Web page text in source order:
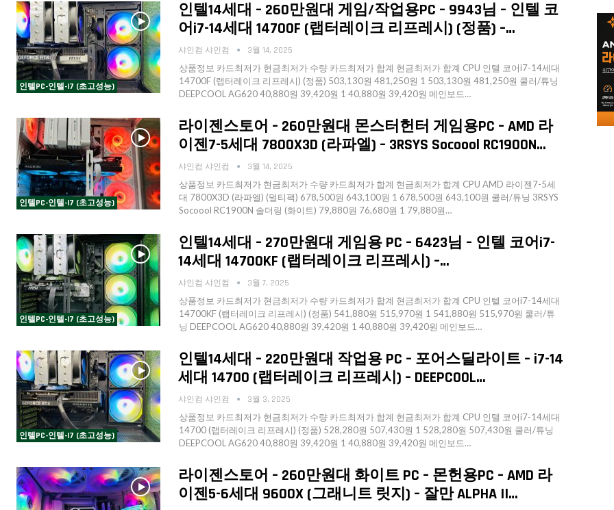
인텔PC-인텔-I7 (초고성능)
인텔14세대 – 260만원대 게임/작업용PC – 9943님 – 인텔 코
어i7-14세대 14700F (랩터레이크 리프레시) (정품) –…
샤인컴 샤인컴 3월 14, 2025
상품정보 카드최저가 현금최저가 수량 카드최저가 합계 현금최저가 합계 CPU 인텔 코어i7-14세대
14700F (랩터레이크 리프레시) (정품) 503,130원 481,250원 1 503,130원 481,250원 쿨러/튜닝
DEEPCOOL AG620 40,880원 39,420원 1 40,880원 39,420원 메인보드…
인텔PC-인텔-I7 (초고성능)
라이젠스토어 – 260만원대 몬스터헌터 게임용PC – AMD 라
이젠7-5세대 7800X3D (라파엘) – 3RSYS Socoool RC1900N…
샤인컴 샤인컴 3월 14, 2025
상품정보 카드최저가 현금최저가 수량 카드최저가 합계 현금최저가 합계 CPU AMD 라이젠7-5세
대 7800X3D (라파엘) (멀티팩) 678,500원 643,100원 1 678,500원 643,100원 쿨러/튜닝 3RSYS
Socoool RC1900N 솔더링 (화이트) 79,880원 76,680원 1 79,880원…
인텔PC-인텔-I7 (초고성능)
인텔14세대 – 270만원대 게임용 PC – 6423님 – 인텔 코어i7-
14세대 14700KF (랩터레이크 리프레시) –…
샤인컴 샤인컴 3월 7, 2025
상품정보 카드최저가 현금최저가 수량 카드최저가 합계 현금최저가 합계 CPU 인텔 코어i7-14세대
14700KF (랩터레이크 리프레시) (정품) 541,880원 515,970원 1 541,880원 515,970원 쿨러/튜
닝 DEEPCOOL AG620 40,880원 39,420원 1 40,880원 39,420원 메인보드…
인텔PC-인텔-I7 (초고성능)
인텔14세대 – 220만원대 작업용 PC – 포어스딜라이트 – i7-14
세대 14700 (랩터레이크 리프레시) – DEEPCOOL…
샤인컴 샤인컴 3월 3, 2025
상품정보 카드최저가 현금최저가 수량 카드최저가 합계 현금최저가 합계 CPU 인텔 코어i7-14세대
14700 (랩터레이크 리프레시) (정품) 528,280원 507,430원 1 528,280원 507,430원 쿨러/튜닝
DEEPCOOL AG620 40,880원 39,420원 1 40,880원 39,420원 메인보드…
라이젠스토어 – 260만원대 화이트 PC – 몬헌용PC – AMD 라
이젠5-6세대 9600X (그래니트 릿지) – 잘만 ALPHA II…